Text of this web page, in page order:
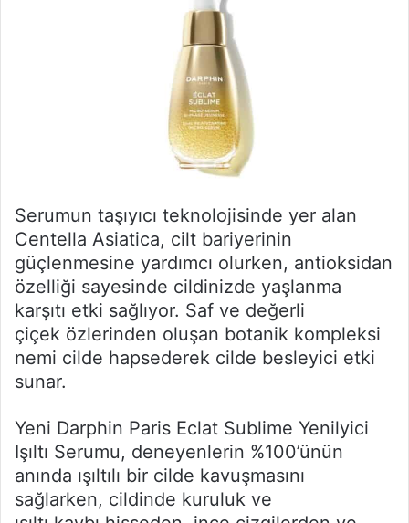
Serumun taşıyıcı teknolojisinde yer alan
Centella Asiatica, cilt bariyerinin
güçlenmesine yardımcı olurken, antioksidan
özelliği sayesinde cildinizde yaşlanma
karşıtı etki sağlıyor. Saf ve değerli
çiçek özlerinden oluşan botanik kompleksi
nemi cilde hapsederek cilde besleyici etki
sunar.
Yeni Darphin Paris Eclat Sublime Yenilyici
Işıltı Serumu, deneyenlerin %100’ünün
anında ışıltılı bir cilde kavuşmasını
sağlarken, cildinde kuruluk ve